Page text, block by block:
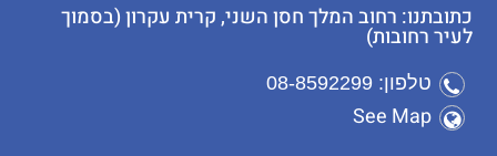
כתובתנו: רחוב המלך חסן השני, קרית עקרון (בסמוך
לעיר רחובות)
טלפון: 08-8592299
See Map